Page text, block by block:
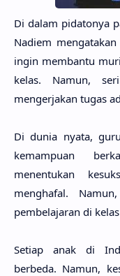
Di dalam pidatonya
Nadiem
ingin membantu
kelas. Namun,
mengerjakan tugas
Di dunia nyata,
kemampuan
menentukan
menghafal.
pembelajaran di
Setiap anak di
berbeda. Namun,